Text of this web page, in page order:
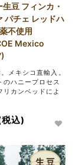
豆 フィンカ・
パチェ レッドハ
不使用
Mexico
メキシコ直輸入。
のハニープロセス
リカンベッドによ
込)